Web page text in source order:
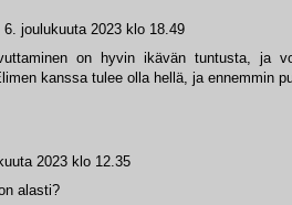
2023 klo 12.35
alasti?
6. joulukuuta 2023 klo 18.49
on hyvin ikävän tuntusta, ja
kanssa tulee olla hellä, ja ennemmin